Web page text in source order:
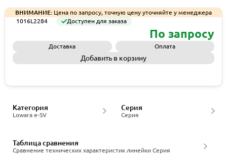
ВНИМАНИЕ: Цена по запросу, точную цену уточняйте у менеджера
1016L2284
Доступен для заказа
По запросу
Доставка Оплата
Добавить в корзину
Lowara e-SV
Категория
Серия
Серия
Сравнение технических характеристик линейки Серия
Таблица сравнения